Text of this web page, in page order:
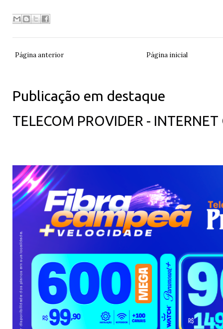
Página anterior Página inicial
Publicação em destaque
TELECOM PROVIDER -